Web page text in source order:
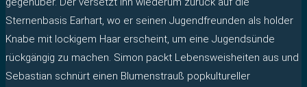
Sternenbasis Earhart, wo er seinen Jugendfreunden als holder
Knabe mit lockigem Haar erscheint, um eine Jugendsünde
rückgängig zu machen. Simon packt Lebensweisheiten aus und
Sebastian schnürt einen Blumenstrauß popkultureller